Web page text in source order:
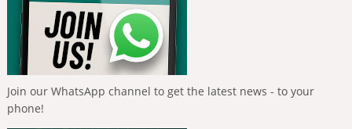
Join our WhatsApp channel to get the latest news - to your
phone!